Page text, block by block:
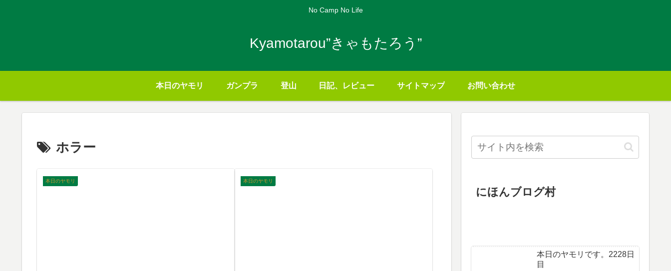
No Camp No Life
Kyamotarou”きゃもたろう”
本日のヤモリ ガンプラ 登山 日記、レビュー サイトマップ お問い合わせ
ホラー
本日のヤモリ 本日のヤモリ
にほんブログ村
本日のヤモリです。2228日
目